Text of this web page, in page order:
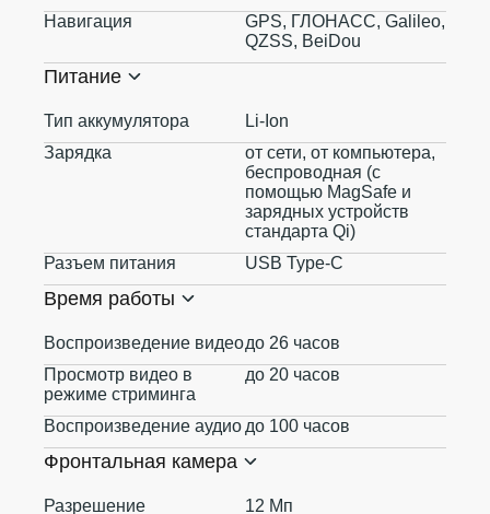
Навигация
GPS, ГЛОНАСС, Galileo,
QZSS, BeiDou
Питание
Тип аккумулятора
Li-Ion
Зарядка
от сети, от компьютера,
беспроводная (с
помощью MagSafe и
зарядных устройств
стандарта Qi)
Разъем питания
USB Type-C
Время работы
Воспроизведение видеодо 26 часов
Просмотр видео в
режиме стриминга
до 20 часов
Воспроизведение аудио до 100 часов
Фронтальная камера
Разрешение
12 Мп